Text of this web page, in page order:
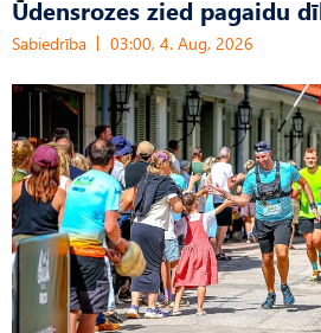
Ūdensrozes zied pagaidu
Sabiedrība 03:00, 4. Aug, 2026